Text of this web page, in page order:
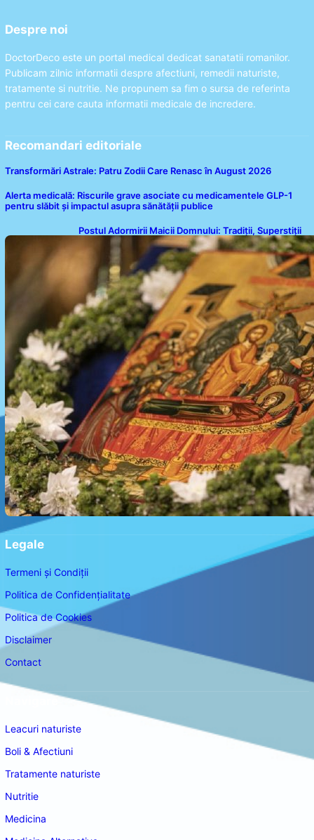
Despre noi
DoctorDeco este un portal medical dedicat sanatatii romanilor.
Publicam zilnic informatii despre afectiuni, remedii naturiste,
tratamente si nutritie. Ne propunem sa fim o sursa de referinta
pentru cei care cauta informatii medicale de incredere.
Recomandari editoriale
Transformări Astrale: Patru Zodii Care Renasc în August 2026
Alerta medicală: Riscurile grave asociate cu medicamentele GLP-1
pentru slăbit și impactul asupra sănătății publice
Postul Adormirii Maicii Domnului: Tradiții, Superstiții
și Implicații Spiritualitate în 2026
Legale
Termeni și Condiții
Politica de Confidențialitate
Politica de Cookies
Disclaimer
Contact
Leacuri naturiste
Boli & Afectiuni
Tratamente naturiste
Nutritie
Medicina